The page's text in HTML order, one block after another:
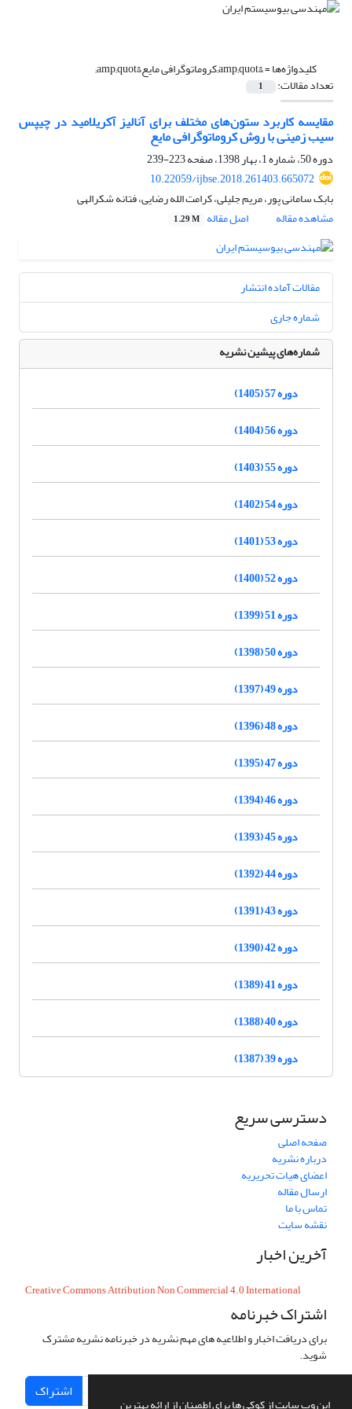
این وب سایت از کوکی ها برای اطمینان از ارائه بهترین
کلیدواژه‌ها =&amp;quot;کروماتوگرافی مایع&amp;quot;
تعداد مقالات: 1
مقایسه کاربرد ستون‌های مختلف برای آنالیز آکریلامید در چیپس
سیب زمینی با روش کروماتوگرافی مایع
دوره 50، شماره 1، بهار 1398، صفحه
223-239
10.22059/ijbse.2018.261403.665072
بابک سامانی پور، مریم جلیلی، کرامت الله رضایی، فتانه شکرالهی
مشاهده مقاله
اصل مقاله 1.29 M
مقالات آماده انتشار
شماره جاری
شماره‌های پیشین نشریه
دوره 57 (1405)
دوره 56 (1404)
دوره 55 (1403)
دوره 54 (1402)
دوره 53 (1401)
دوره 52 (1400)
دوره 51 (1399)
دوره 50 (1398)
دوره 49 (1397)
دوره 48 (1396)
دوره 47 (1395)
دوره 46 (1394)
دوره 45 (1393)
دوره 44 (1392)
دوره 43 (1391)
دوره 42 (1390)
دوره 41 (1389)
دوره 40 (1388)
دوره 39 (1387)
دسترسی سریع
صفحه اصلی
درباره نشریه
اعضای هیات تحریریه
ارسال مقاله
تماس با ما
نقشه سایت
آخرین اخبار
Creative Commons Attribution Non Commercial 4.0 International
اشتراک خبرنامه
برای دریافت اخبار و اطلاعیه های مهم نشریه در خبرنامه نشریه مشترک
شوید.
اشتراک